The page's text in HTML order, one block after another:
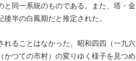
同一系統のものである。また、塔・金
半の白鳳期だと推定された。
ることはなかった。昭和四四（一九六
つての市村）の変りゆく様子を見つめ